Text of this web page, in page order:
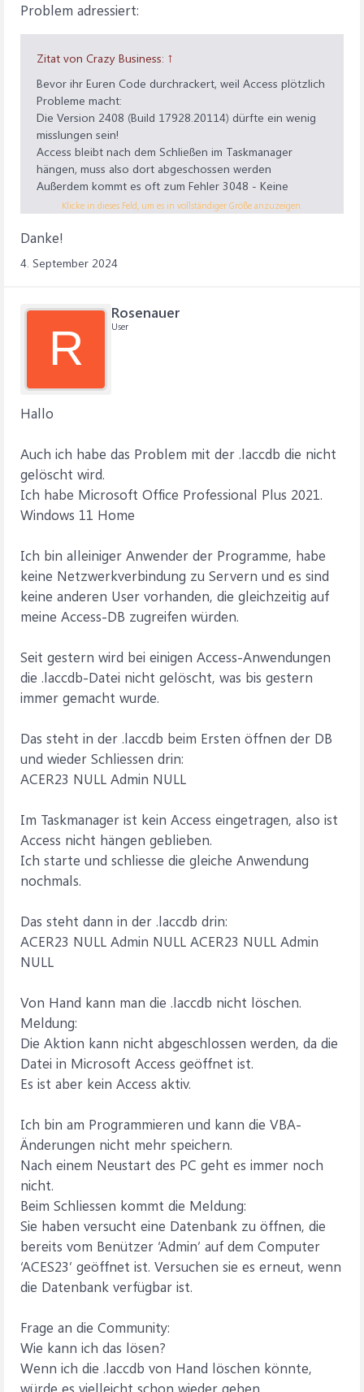
Problem adressiert:
Zitat von Crazy Business: ↑
Bevor ihr Euren Code durchrackert, weil Access plötzlich
Probleme macht:
Die Version 2408 (Build 17928.20114) dürfte ein wenig
misslungen sein!
Access bleibt nach dem Schließen im Taskmanager
hängen, muss also dort abgeschossen werden
Außerdem kommt es oft zum Fehler 3048 - Keine
weiteren Datenbankverbindungen möglich
Update kommen
Klicke in dieses Feld, um es in vollständiger Größe anzuzeigen.
Danke!
4. September 2024
R
Rosenauer
User
Hallo
Auch ich habe das Problem mit der .laccdb die nicht
gelöscht wird.
Ich habe Microsoft Office Professional Plus 2021.
Windows 11 Home
Ich bin alleiniger Anwender der Programme, habe
keine Netzwerkverbindung zu Servern und es sind
keine anderen User vorhanden, die gleichzeitig auf
meine Access-DB zugreifen würden.
Seit gestern wird bei einigen Access-Anwendungen
die .laccdb-Datei nicht gelöscht, was bis gestern
immer gemacht wurde.
Das steht in der .laccdb beim Ersten öffnen der DB
und wieder Schliessen drin:
ACER23 NULL Admin NULL
Im Taskmanager ist kein Access eingetragen, also ist
Access nicht hängen geblieben.
Ich starte und schliesse die gleiche Anwendung
nochmals.
Das steht dann in der .laccdb drin:
ACER23 NULL Admin NULL ACER23 NULL Admin
NULL
Von Hand kann man die .laccdb nicht löschen.
Meldung:
Die Aktion kann nicht abgeschlossen werden, da die
Datei in Microsoft Access geöffnet ist.
Es ist aber kein Access aktiv.
Ich bin am Programmieren und kann die VBA-
Änderungen nicht mehr speichern.
Nach einem Neustart des PC geht es immer noch
nicht.
Beim Schliessen kommt die Meldung:
Sie haben versucht eine Datenbank zu öffnen, die
bereits vom Benützer ‘Admin’ auf dem Computer
‘ACES23’ geöffnet ist. Versuchen sie es erneut, wenn
die Datenbank verfügbar ist.
Frage an die Community:
Wie kann ich das lösen?
Wenn ich die .laccdb von Hand löschen könnte,
würde es vielleicht schon wieder gehen.